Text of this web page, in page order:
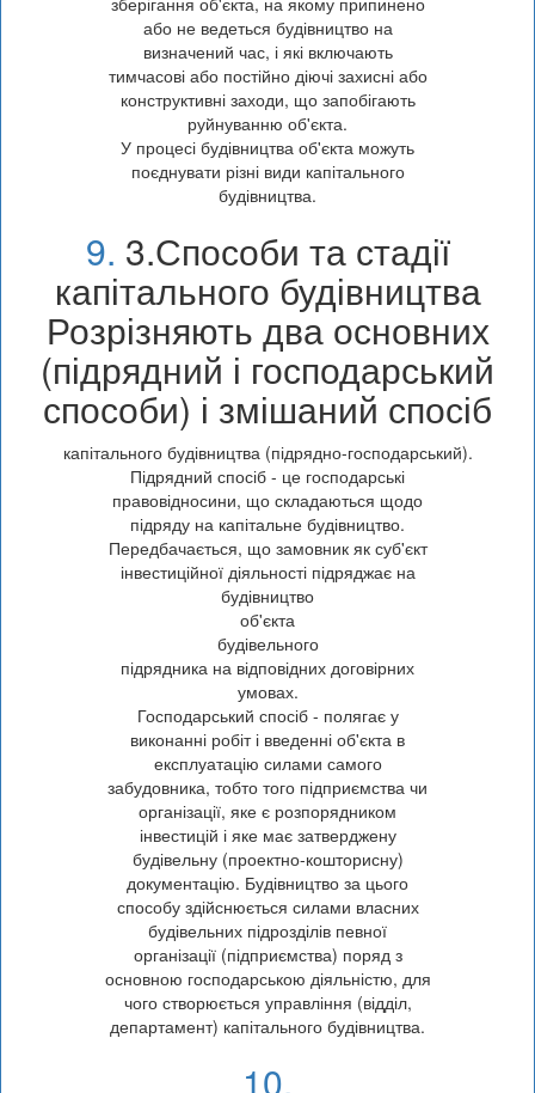
або не ведеться будівництво на
визначений час, і які включають
тимчасові або постійно діючі захисні або
конструктивні заходи, що запобігають
руйнуванню об'єкта.
У процесі будівництва об'єкта можуть
поєднувати різні види капітального
будівництва.
9. 3.Способи та стадії
капітального будівництва
Розрізняють два основних
(підрядний і господарський
способи) і змішаний спосіб
капітального будівництва (підрядно-господарський).
Підрядний спосіб - це господарські
правовідносини, що складаються щодо
підряду на капітальне будівництво.
Передбачається, що замовник як суб'єкт
інвестиційної діяльності підряджає на
будівництво
об'єкта
будівельного
підрядника на відповідних договірних
умовах.
Господарський спосіб - полягає у
виконанні робіт і введенні об'єкта в
експлуатацію силами самого
забудовника, тобто того підприємства чи
організації, яке є розпорядником
інвестицій і яке має затверджену
будівельну (проектно-кошторисну)
документацію. Будівництво за цього
способу здійснюється силами власних
будівельних підрозділів певної
організації (підприємства) поряд з
основною господарською діяльністю, для
чого створюється управління (відділ,
департамент) капітального будівництва.
10.